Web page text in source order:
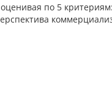
по 5 критериям: